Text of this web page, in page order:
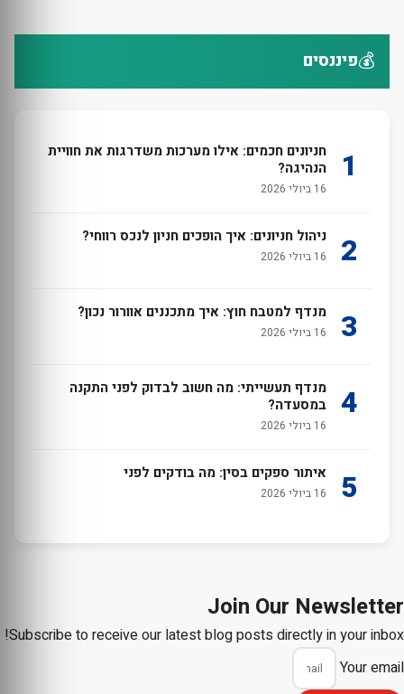
💰פיננסים
1
חניונים חכמים: אילו מערכות משדרגות את חוויית
הנהיגה?
16 ביולי 2026
2 ניהול חניונים: איך הופכים חניון לנכס רווחי?
16 ביולי 2026
3 מנדף למטבח חוץ: איך מתכננים אוורור נכון?
16 ביולי 2026
4
מנדף תעשייתי: מה חשוב לבדוק לפני התקנה
במסעדה?
16 ביולי 2026
5 איתור ספקים בסין: מה בודקים לפני
16 ביולי 2026
Join Our Newsletter
Subscribe to receive our latest blog posts directly in your inbox!
Your email